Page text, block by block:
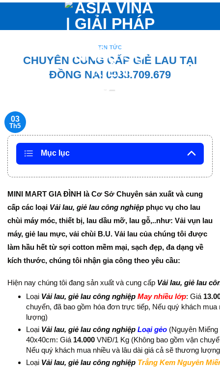
nội
TIN TỨC
CHUYÊN CUNG CẤP GIẺ LAU TẠI
ĐỒNG NAI 0938.709.679
03
Th5
Mục lục
MINI MART GIA ĐÌNH là Cơ Sở Chuyên sản xuất và cung
cấp các loại Vải lau, giẻ lau công nghiệp phục vụ cho lau
chùi máy móc, thiết bị, lau dầu mỡ, lau gỗ,..như: Vải vụn lau
máy, giẻ lau mực, vải chùi B.U. Vải lau của chúng tôi được
làm hầu hết từ sợi cotton mềm mại, sạch đẹp, đa dạng về
kích thước, chúng tôi nhận gia công theo yêu cầu:
Hiện nay chúng tôi đang sản xuất và cung cấp Vải lau, giẻ lau
Loại Vải lau, giẻ lau công nghiệp May nhiều lớp: Giá
chuyển, đã bao gồm hóa đơn trực tiếp, Nếu quý khách
lượng)
Loại Vải lau, giẻ lau công nghiệpLoại gẻo(Nguyên Miếng
40x40cm: Giá 14.000VNĐ/1 Kg (Không bao gồm vận
Nếu quý khách mua nhiều và lâu dài giá cả sẽ thương
Loại Vải lau, giẻ lau công nghiệp Trắng Kem Nguyên